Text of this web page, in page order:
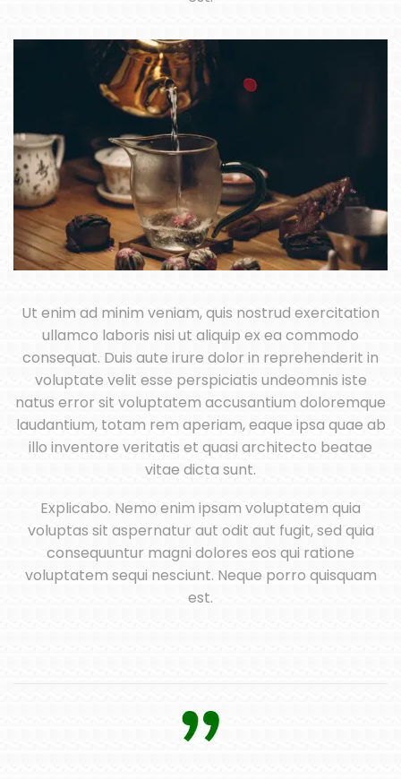
Ut enim ad minim veniam, quis nostrud exercitation
ullamco laboris nisi ut aliquip ex ea commodo
consequat. Duis aute irure dolor in reprehenderit in
voluptate velit esse perspiciatis undeomnis iste
natus error sit voluptatem accusantium doloremque
laudantium, totam rem aperiam, eaque ipsa quae ab
illo inventore veritatis et quasi architecto beatae
vitae dicta sunt.
Explicabo. Nemo enim ipsam voluptatem quia
voluptas sit aspernatur aut odit aut fugit, sed quia
consequuntur magni dolores eos qui ratione
voluptatem sequi nesciunt. Neque porro quisquam
est.